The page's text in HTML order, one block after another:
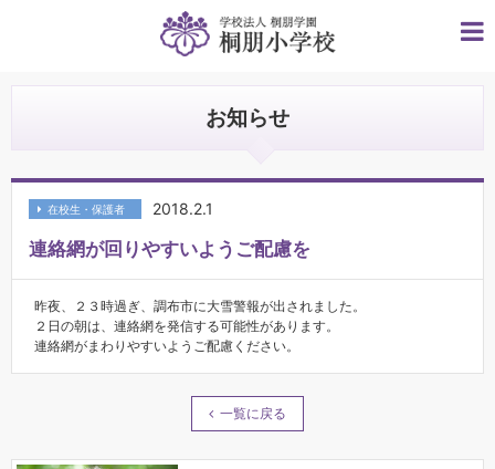
お知らせ
2018.2.1
在校生・保護者
連絡網が回りやすいようご配慮を
昨夜、２３時過ぎ、調布市に大雪警報が出されました。
２日の朝は、連絡網を発信する可能性があります。
連絡網がまわりやすいようご配慮ください。
一覧に戻る